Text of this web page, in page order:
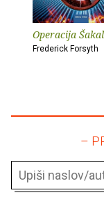
Operacija Šakal
Frederick Forsyth
–